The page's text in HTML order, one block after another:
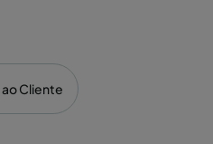
Cliente